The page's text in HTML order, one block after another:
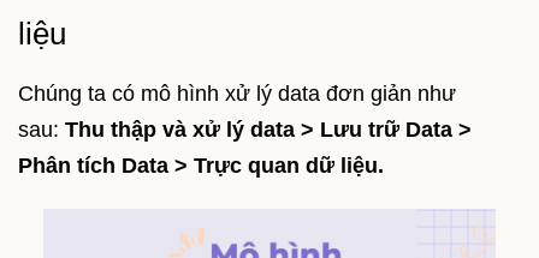
liệu
Chúng ta có mô hình xử lý data đơn giản như
sau: Thu thập và xử lý data > Lưu trữ Data >
Phân tích Data > Trực quan dữ liệu.